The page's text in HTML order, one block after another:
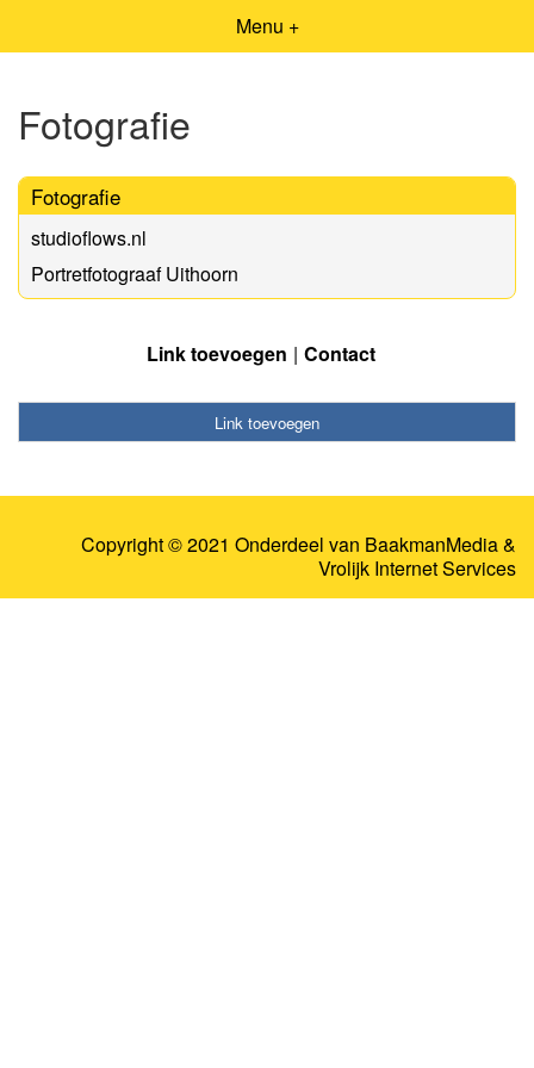
Menu +
Fotografie
Fotografie
studioflows.nl
Portretfotograaf Uithoorn
Link toevoegen Contact
Link toevoegen
Copyright © 2021 Onderdeel van BaakmanMedia&
Vrolijk Internet Services